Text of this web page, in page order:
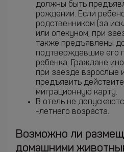
должны быть
рождении. Если
родственником (за
или опекуном, при
также предъявлены
подтверждавшие его
ребенка. Граждане
при заезде взрослые
предъявить
миграционную карту.
В отель не
-летнего возраста.
Возможно ли
домашними